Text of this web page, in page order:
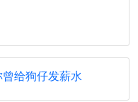
给狗仔发薪水